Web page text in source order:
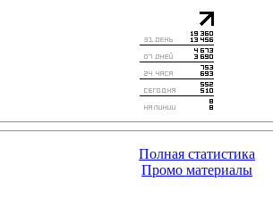
Полная статистика
Промо материалы